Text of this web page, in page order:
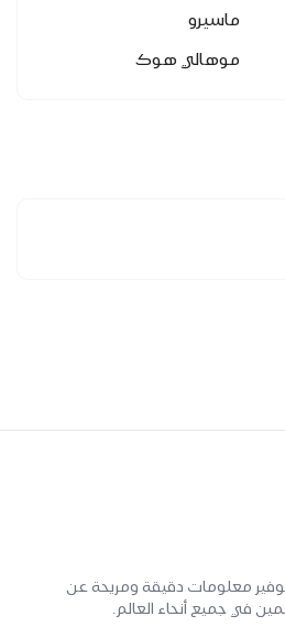
ماسيرو
موهالي هوك
معلومات دقيقة ومريحة عن
في جميع أنحاء العالم.